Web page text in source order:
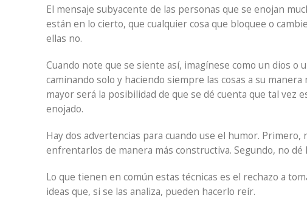
El mensaje subyacente de las personas que se enojan
están en lo cierto, que cualquier cosa que bloquee o
ellas no.
Cuando note que se siente así, imagínese como un dios o
caminando solo y haciendo siempre las cosas a su
mayor será la posibilidad de que se dé cuenta que tal vez
enojado.
Hay dos advertencias para cuando use el humor.
enfrentarlos de manera más constructiva. Segundo, no
Lo que tienen en común estas técnicas es el rechazo a
ideas que, si se las analiza, pueden hacerlo reír.